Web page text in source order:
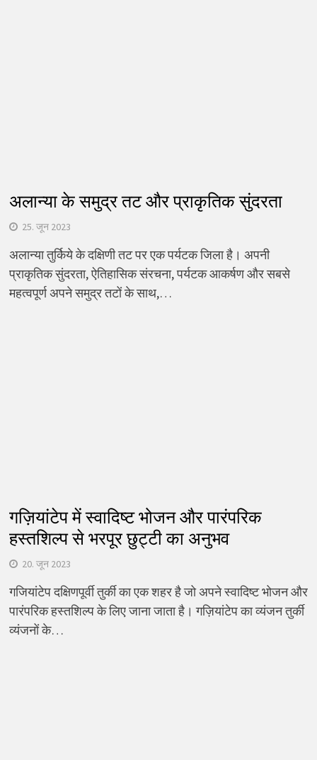
अलान्या के समुद्र तट और प्राकृतिक सुंदरता
25. जून 2023
अलान्या तुर्किये के दक्षिणी तट पर एक पर्यटक जिला है। अपनी
प्राकृतिक सुंदरता, ऐतिहासिक संरचना, पर्यटक आकर्षण और सबसे
महत्वपूर्ण अपने समुद्र तटों के साथ,…
गज़ियांटेप में स्वादिष्ट भोजन और पारंपरिक
हस्तशिल्प से भरपूर छुट्टी का अनुभव
20. जून 2023
गजियांटेप दक्षिणपूर्वी तुर्की का एक शहर है जो अपने स्वादिष्ट भोजन और
पारंपरिक हस्तशिल्प के लिए जाना जाता है। गज़ियांटेप का व्यंजन तुर्की
व्यंजनों के…